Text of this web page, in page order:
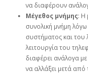
να διαφέρουν
Μέγεθος μνήμης: Η
συνολική μνήμη
συστήματος και του
λειτουργία του
διαφέρει ανάλογα με
να αλλάξει μετά από